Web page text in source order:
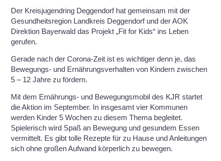
Der Kreisjugendring Deggendorf hat gemeinsam mit der
Gesundheitsregion Landkreis Deggendorf und der AOK
Direktion Bayerwald das Projekt „Fit for Kids“ ins Leben
gerufen.
Gerade nach der Corona-Zeit ist es wichtiger denn je, das
Bewegungs- und Ernährungsverhalten von Kindern zwischen
5 – 12 Jahre zu fördern.
Mit dem Ernährungs- und Bewegungsmobil des KJR startet
die Aktion im September. In insgesamt vier Kommunen
werden Kinder 5 Wochen zu diesem Thema begleitet.
Spielerisch wird Spaß an Bewegung und gesundem Essen
vermittelt. Es gibt tolle Rezepte für zu Hause und Anleitungen
sich ohne großen Aufwand körperlich zu bewegen.